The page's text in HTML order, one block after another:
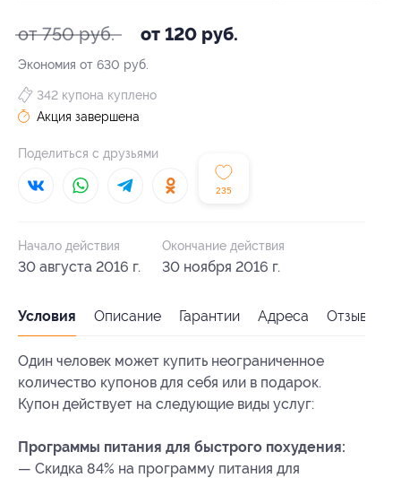
от 750 руб. от 120 руб.
Экономия от 630 руб.
235
342 купона куплено
Акция завершена
Поделиться с друзьями
Начало действия
30 августа 2016 г.
Окончание действия
30 ноября 2016 г.
Условия Описание Гарантии Адреса Отзывы
Один человек может купить неограниченное
количество купонов для себя или в подарок.
Купон действует на следующие виды услуг:
Программы питания для быстрого похудения:
— Скидка 84% на программу питания для